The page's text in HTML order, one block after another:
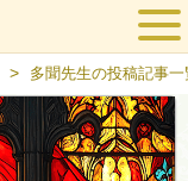
> 多聞先生の投稿記事一